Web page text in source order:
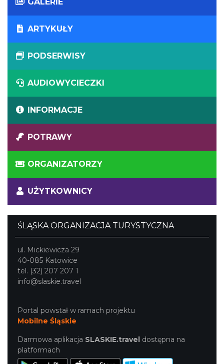
ARTYKUŁY
PODSERWISY
AUDIOWYCIECZKI
INFORMACJE
POTRAWY
ORGANIZATORZY
UŻYTKOWNICY
ŚLĄSKA ORGANIZACJA TURYSTYCZNA
ul. Mickiewicza 29
40-085 Katowice
tel. (32) 207 207 1
info@slaskie.travel
Portal powstał w ramach projektu
Mobilne Śląskie
Darmowa aplikacja SLASKIE.travel dostępna na
platformach